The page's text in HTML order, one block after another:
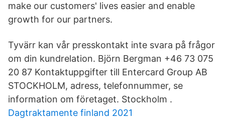
make our customers' lives easier and enable
growth for our partners.
Tyvärr kan vår presskontakt inte svara på frågor
om din kundrelation. Björn Bergman +46 73 075
20 87 Kontaktuppgifter till Entercard Group AB
STOCKHOLM, adress, telefonnummer, se
information om företaget. Stockholm .
Dagtraktamente finland 2021